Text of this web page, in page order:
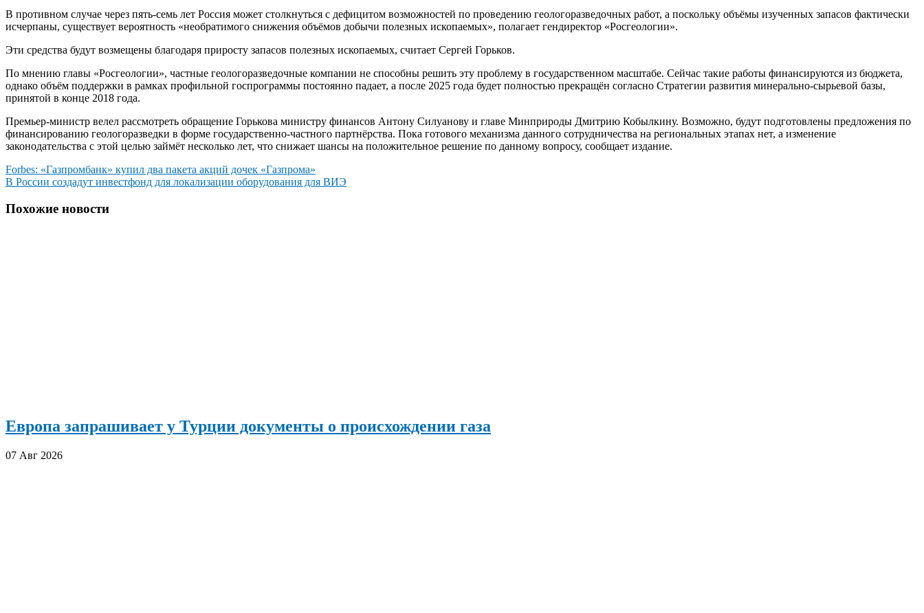
В противном случае через пять-семь лет Россия может столкнуться с дефицитом возможностей по проведению геологоразведочных работ, а поскольку объёмы изученных запасов фактически
исчерпаны, существует вероятность «необратимого снижения объёмов добычи полезных ископаемых», полагает гендиректор «Росгеологии».
Эти средства будут возмещены благодаря приросту запасов полезных ископаемых, считает Сергей Горьков.
По мнению главы «Росгеологии», частные геологоразведочные компании не способны решить эту проблему в государственном масштабе. Сейчас такие работы финансируются из бюджета,
однако объём поддержки в рамках профильной госпрограммы постоянно падает, а после 2025 года будет полностью прекращён согласно Стратегии развития минерально-сырьевой базы,
принятой в конце 2018 года.
Премьер-министр велел рассмотреть обращение Горькова министру финансов Антону Силуанову и главе Минприроды Дмитрию Кобылкину. Возможно, будут подготовлены предложения по
финансированию геологоразведки в форме государственно-частного партнёрства. Пока готового механизма данного сотрудничества на региональных этапах нет, а изменение
законодательства с этой целью займёт несколько лет, что снижает шансы на положительное решение по данному вопросу, сообщает издание.
Навигация
по
записям
Forbes: «Газпромбанк» купил два пакета акций дочек «Газпрома»
В России создадут инвестфонд для локализации оборудования для ВИЭ
Похожие новости
Европа запрашивает у Турции документы о происхождении газа
07 Авг 2026